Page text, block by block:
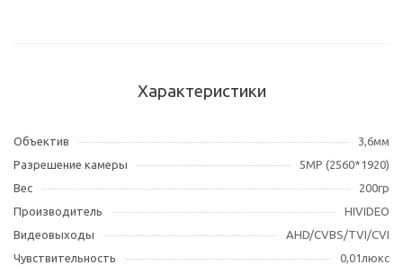
Характеристики
Объектив
3,6мм
Разрешение камеры
5MР (2560*1920)
Вес
200гр
Производитель
HIVIDEO
Видеовыходы
AHD/CVBS/TVI/CVI
Чувствительность
0,01люкс